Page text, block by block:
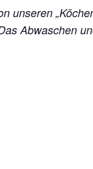
unseren
Abwaschen